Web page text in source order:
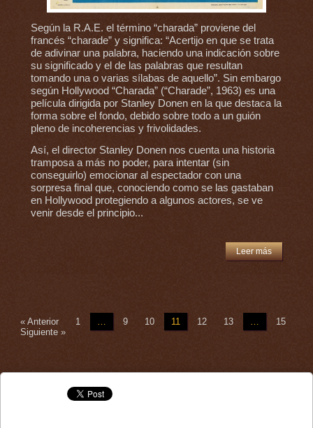
Según la R.A.E. el término “charada” proviene del
francés “charade” y significa: “Acertijo en que se trata
de adivinar una palabra, haciendo una indicación sobre
su significado y el de las palabras que resultan
tomando una o varias sílabas de aquello”. Sin embargo
según Hollywood “Charada” (“Charade”, 1963) es una
película dirigida por Stanley Donen en la que destaca la
forma sobre el fondo, debido sobre todo a un guión
pleno de incoherencias y frivolidades.
Así, el director Stanley Donen nos cuenta una historia
tramposa a más no poder, para intentar (sin
conseguirlo) emocionar al espectador con una
sorpresa final que, conociendo como se las gastaban
en Hollywood protegiendo a algunos actores, se ve
venir desde el principio...
Leer más
« Anterior 1 … 9 10 11 12 13 …
15
Siguiente »